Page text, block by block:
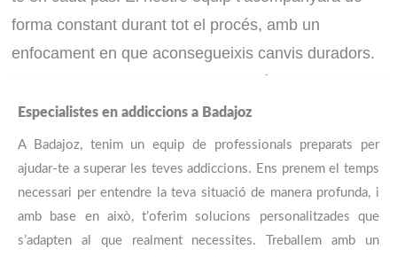
forma constant durant tot el procés, amb un
enfocament en que aconsegueixis canvis duradors.
contacta’ns avui. El teu benestar és el primer!
CONTACTAR
Especialistes en addiccions a Badajoz
A Badajoz, tenim un equip de professionals preparats per
ajudar-te a superar les teves addiccions. Ens prenem el temps
necessari per entendre la teva situació de manera profunda, i
amb base en això, t’oferim solucions personalitzades que
s’adapten al que realment necessites. Treballem amb un